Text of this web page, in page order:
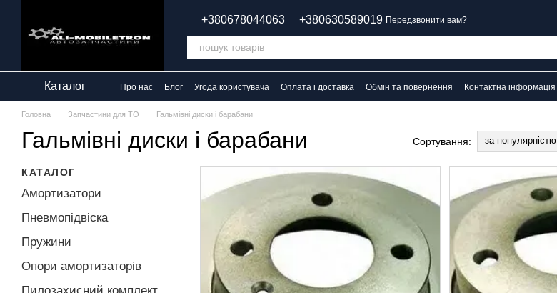
+380678044063 +380630589019 Передзвонити вам?
Каталог Про нас Блог Угода користувача Оплата і доставка Обмін та повернення Контактна інформація
Головна Запчастини для ТО Гальмівні диски і барабани
Гальмівні диски і барабани Сортування: за популярністю
КАТАЛОГ
Амортизатори
Пневмопідвіска
Пружини
Опори амортизаторів